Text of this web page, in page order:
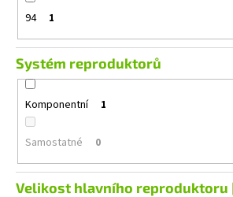
94 1
Systém reproduktorů
Komponentní 1
Samostatné 0
Velikost hlavního reproduktoru